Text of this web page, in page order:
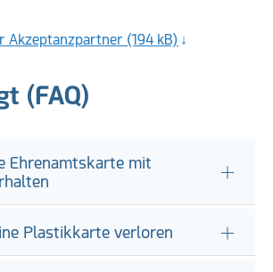
Akzeptanzpartner (194 kB)
(FAQ)
Ehrenamtskarte mit
Plastikkarte verloren